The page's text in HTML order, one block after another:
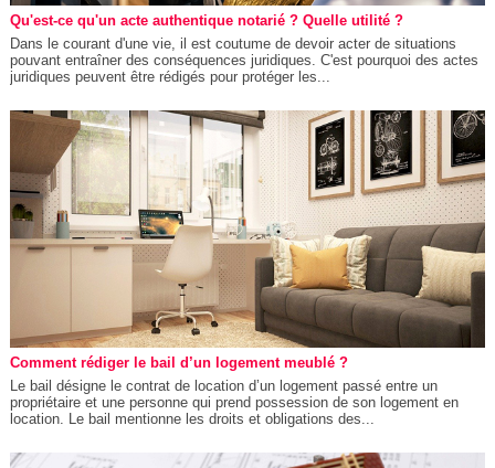
Qu'est-ce qu'un acte authentique notarié ? Quelle utilité ?
Dans le courant d'une vie, il est coutume de devoir acter de situations
pouvant entraîner des conséquences juridiques. C'est pourquoi des actes
juridiques peuvent être rédigés pour protéger les...
Comment rédiger le bail d’un logement meublé ?
Le bail désigne le contrat de location d’un logement passé entre un
propriétaire et une personne qui prend possession de son logement en
location. Le bail mentionne les droits et obligations des...